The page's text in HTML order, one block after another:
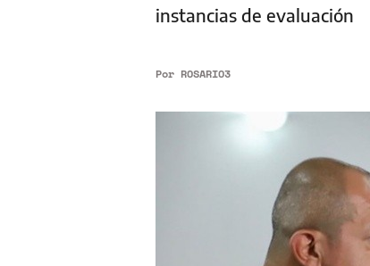
instancias de evaluación
Por ROSARIO3